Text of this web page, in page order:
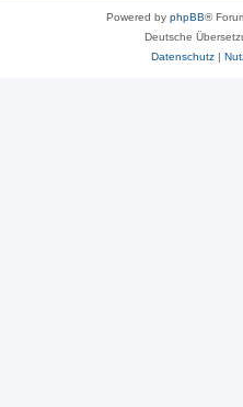
Powered by phpBB®
Deutsche
Datenschutz|